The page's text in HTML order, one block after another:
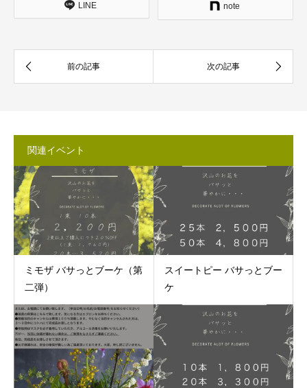
LINE note
関連イベント
ミモザ バサっとブーケ（第
二弾）
スイートピー バサっとブー
ケ